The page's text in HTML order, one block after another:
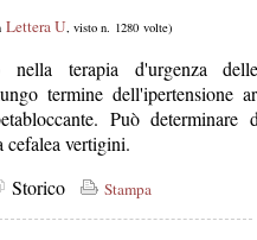
Lettera U, visto n. 1280 volte)
nella terapia d'urgenza
termine dell'ipertensione
Può determinare
cefalea vertigini.
Storico Stampa